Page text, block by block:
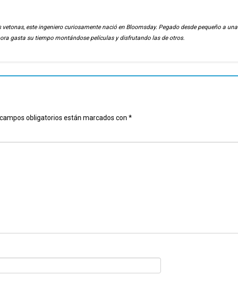
este ingeniero curiosamente nació en Bloomsday. Pegado desde pequeño a una
gasta su tiempo montándose películas y disfrutando las de otros.
obligatorios están marcados con *